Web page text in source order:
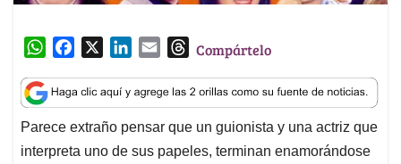
W
a
t
s
A
c
e
b
o
n
k
e
d
a
i
l
T
r
e
a
d
Compártelo
Parece extraño pensar que un guionista y una actriz que
interpreta uno de sus papeles, terminan enamorándose